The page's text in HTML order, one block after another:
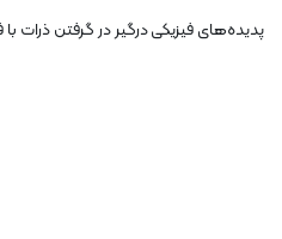
پدیده‌های فیزیکی درگیر در گرفتن ذرات